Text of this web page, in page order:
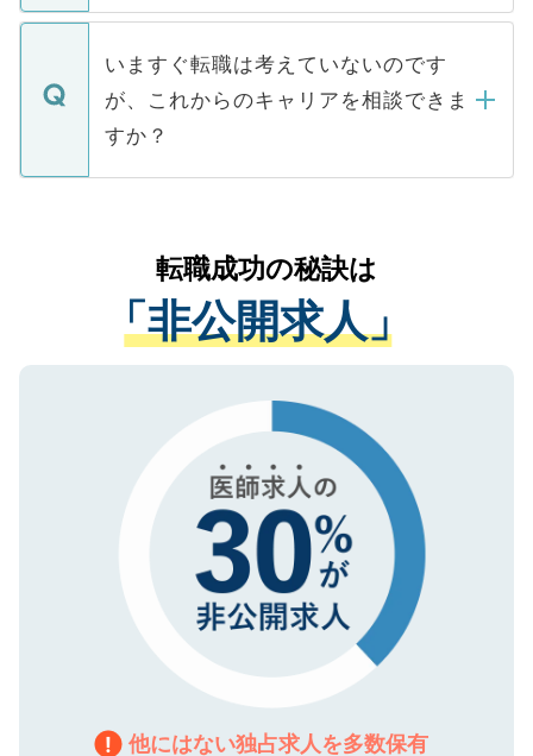
関を公にしてしまうと、応募が殺到する場
に、医療機関が求める条件に合った人材の
みを人材紹介会社に依頼するケースが増え
ています。
定を承諾する必要はありません。内定先へ
の辞退の連絡はキャリアパートナーが行い
個人情報が漏えいすることはありませんの
で、ご安心ください。当サイトからの登録
などで収集したご登録者様の個人情報は、
ご本人のキャリアアップおよび転職活動の
支援を目的に使用いたします。お預かりし
ているすべての個人データはご本人の許可
は、個人情報の取り扱いについての厳密な
管理基準を満たした事業者のみに付与され
る、プライバシーマークを取得済みです。
で、機密保持に関してもご安心ください。
いますぐ転職は考えていないのです
が、これからのキャリアを相談できま
すか？
かがいして、現在の医療機関の状況や紹介
経験をまじえながら、適切なアドバイスを
させていただきます。すぐにご転職をされ
ない方には、長期的なサポートが可能です
ので、まずはご登録ください。
転職成功の秘訣は
「非公開求人」
他にはない独占求人を多数保有